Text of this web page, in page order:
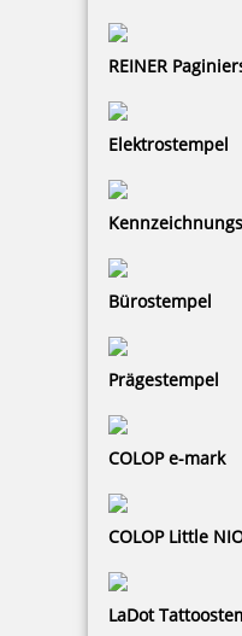
REINER
Elektrostempel
Bürostempel
Prägestempel
COLOP e-mark
COLOP Little
LaDot
Farbbandkassette für